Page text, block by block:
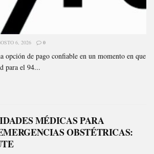
6, 2026 0
opción de pago confiable en un momento en que
para el 94...
MÉDICAS PARA
OBSTÉTRICAS: